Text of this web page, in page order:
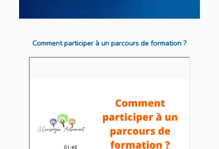
Comment participer à un parcours de formation ?